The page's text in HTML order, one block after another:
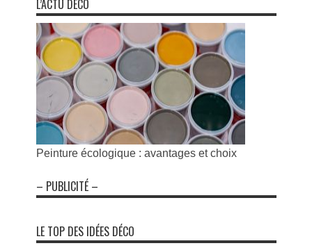
L’ACTU DÉCO
Peinture écologique : avantages et choix
– PUBLICITÉ –
LE TOP DES IDÉES DÉCO